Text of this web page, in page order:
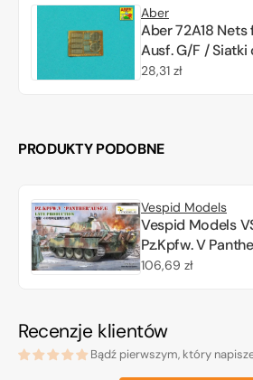
Aber
Aber 72A18 Nets
Ausf. G/F / Siatki
Ausf. G/F 1/72
Cena
28,31 zł
PRODUKTY PODOBNE
Vespid Models
Vespid Models
Pz.Kpfw. V
Late Production 1/
Cena
106,69 zł
Recenzje klientów
Bądź pierwszym, który